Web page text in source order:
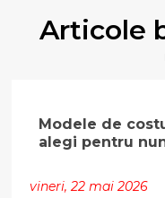
Articole
Modele de
alegi pentru
vineri, 22 mai 2026